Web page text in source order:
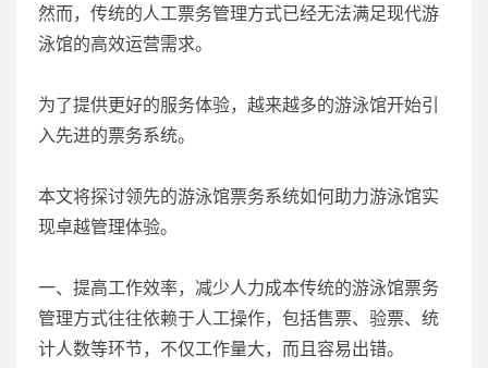
然而，传统的人工票务管理方式已经无法满足现代游
泳馆的高效运营需求。
为了提供更好的服务体验，越来越多的游泳馆开始引
入先进的票务系统。
本文将探讨领先的游泳馆票务系统如何助力游泳馆实
现卓越管理体验。
一、提高工作效率，减少人力成本传统的游泳馆票务
管理方式往往依赖于人工操作，包括售票、验票、统
计人数等环节，不仅工作量大，而且容易出错。